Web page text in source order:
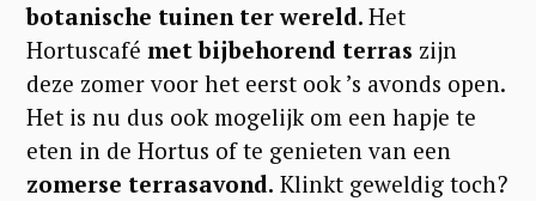
botanische tuinen ter wereld. Het
Hortuscafé met bijbehorend terras zijn
deze zomer voor het eerst ook ’s avonds open.
Het is nu dus ook mogelijk om een hapje te
eten in de Hortus of te genieten van een
zomerse terrasavond. Klinkt geweldig toch?